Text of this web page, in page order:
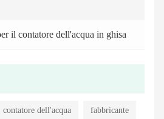
dell'acqua in ghisa
contatore dell'acqua fabbricante